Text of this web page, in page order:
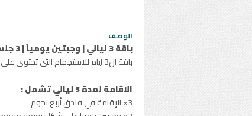
الوصف
باقة 3 ليالي | وجبتين يومياً | 3 جلسات استرخاء
باقة ال3 ايام للاستجمام التي تحتوي على التدليك بالاعشاب والعطور وحمام لؤلؤي لتتمتع باعلى درجات الاسترخاء
الاقامة لمدة 3 ليالي تشمل :
3× الإقامة في فندق أربع نجوم